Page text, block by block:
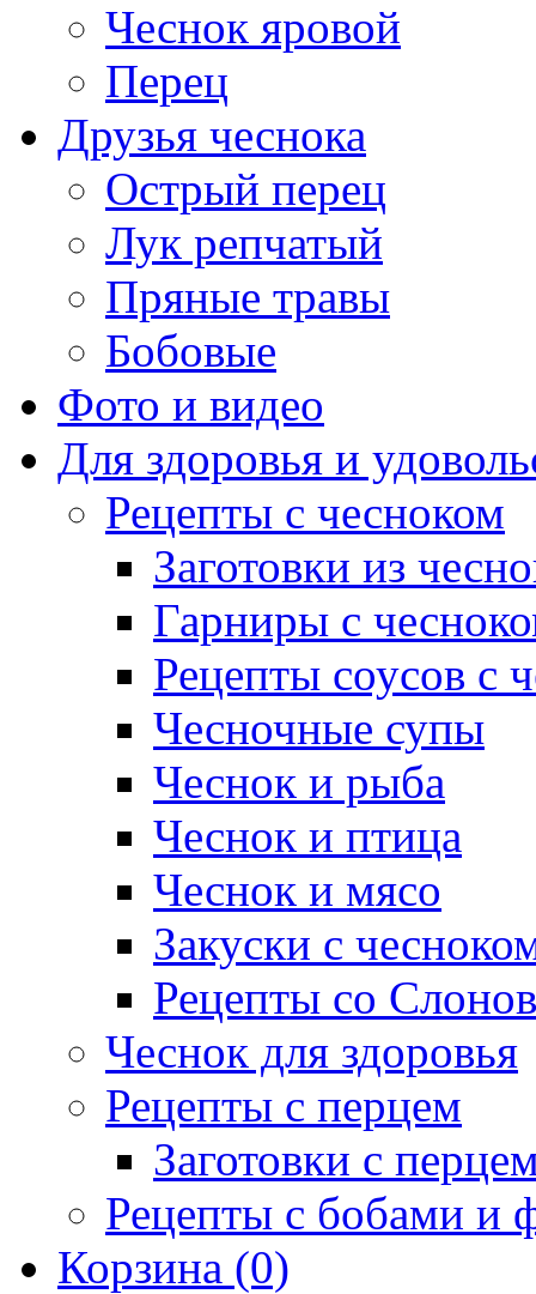
Чеснок яровой
Перец
Друзья чеснока
Острый перец
Лук репчатый
Пряные травы
Бобовые
Фото и видео
Для здоровья и
Рецепты с чесноком
Заготовки из
Гарниры с
Рецепты соусов с
Чесночные супы
Чеснок и рыба
Чеснок и птица
Чеснок и мясо
Закуски с
Рецепты со
Чеснок для здоровья
Рецепты с перцем
Заготовки с
Рецепты с бобами и
Корзина (0)